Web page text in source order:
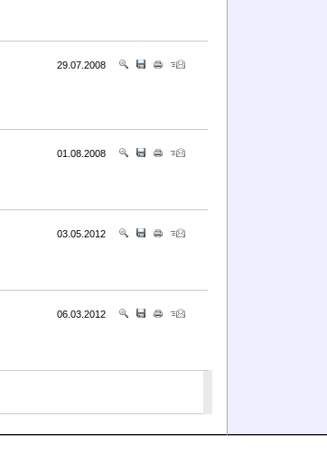
29.07.2008
01.08.2008
03.05.2012
06.03.2012